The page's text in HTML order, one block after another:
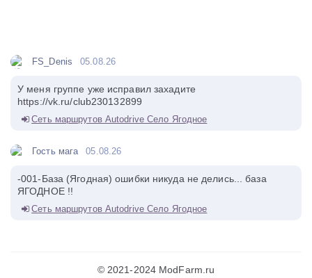
FS_Denis 05.08.26
У меня группе уже исправил захадите
https://vk.ru/club230132899
Сеть маршрутов Autodrive Село Ягодное
Гость мага 05.08.26
-001-База (Ягодная) ошибки никуда не делись... база
ЯГОДНОЕ !!
Сеть маршрутов Autodrive Село Ягодное
© 2021-2024 ModFarm.ru